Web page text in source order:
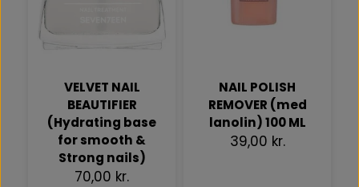
VELVET NAIL
BEAUTIFIER
(Hydrating base
for smooth &
Strong nails)
70,00 kr.
NAIL POLISH
REMOVER (med
lanolin) 100 ML
39,00 kr.